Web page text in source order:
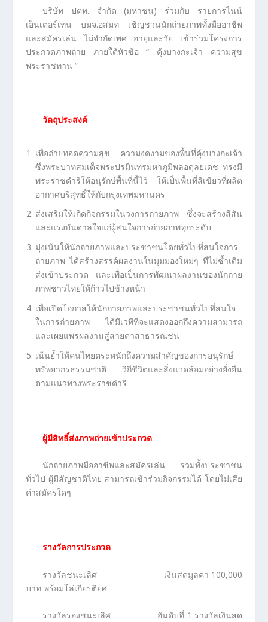
บริษัท ปตท. จำกัด (มหาชน) ร่วมกับ รายการไนน์
เอ็นเตอร์เทน บมจ.อสมท เชิญชวนนักถ่ายภาพทั้งมืออาชีพ
และสมัครเล่น ไม่จำกัดเพศ อายุและวัย เข้าร่วมโครงการ
ประกวดภาพถ่าย ภายใต้หัวข้อ “ คุ้งบางกะเจ้า ความสุข
พระราชทาน ”
วัตถุประสงค์
เพื่อถ่ายทอดความสุข ความงดงามของพื้นที่คุ้งบางกะเจ้า
ซึ่งพระบาทสมเด็จพระปรมินทรมหาภูมิพลอดุลยเดช ทรงมี
พระราชดำริให้อนุรักษ์พื้นที่นี้ไว้ ให้เป็นพื้นที่สีเขียวที่ผลิต
อากาศบริสุทธิ์ให้กับกรุงเทพมหานคร
ส่งเสริมให้เกิดกิจกรรมในวงการถ่ายภาพ ซึ่งจะสร้างสีสัน
และแรงบันดาลใจแก่ผู้สนใจการถ่ายภาพทุกระดับ
มุ่งเน้นให้นักถ่ายภาพและประชาชนโดยทั่วไปที่สนใจการ
ถ่ายภาพ ได้สร้างสรรค์ผลงานในมุมมองใหม่ๆ ที่ไม่ซ้ำเดิม
ส่งเข้าประกวด และเพื่อเป็นการพัฒนาผลงานของนักถ่าย
ภาพชาวไทยให้ก้าวไปข้างหน้า
เพื่อเปิดโอกาสให้นักถ่ายภาพและประชาชนทั่วไปที่สนใจ
ในการถ่ายภาพ ได้มีเวทีที่จะแสดงออกถึงความสามารถ
และเผยแพร่ผลงานสู่สายตาสาธารณชน
เน้นย้ำให้คนไทยตระหนักถึงความสำคัญของการอนุรักษ์
ทรัพยากรธรรมชาติ วิถีชีวิตและสิ่งแวดล้อมอย่างยั่งยืน
ตามแนวทางพระราชดำริ
ผู้มีสิทธิ์ส่งภาพถ่ายเข้าประกวด
นักถ่ายภาพมืออาชีพและสมัครเล่น รวมทั้งประชาชน
ทั่วไป ผู้มีสัญชาติไทย สามารถเข้าร่วมกิจกรรมได้ โดยไม่เสีย
ค่าสมัครใดๆ
รางวัลการประกวด
รางวัลชนะเลิศ เงินสดมูลค่า 100,000
บาท พร้อมโล่เกียรติยศ
รางวัลรองชนะเลิศ อันดับที่ 1 รางวัลเงินสด